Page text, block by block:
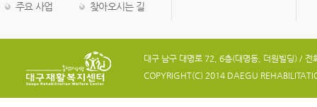
주요 사업
찾아오시는 길
대구 남구 대명로 72, 6층(대명동, 더원빌딩)
COPYRIGHT(C) 2014 DAEGU